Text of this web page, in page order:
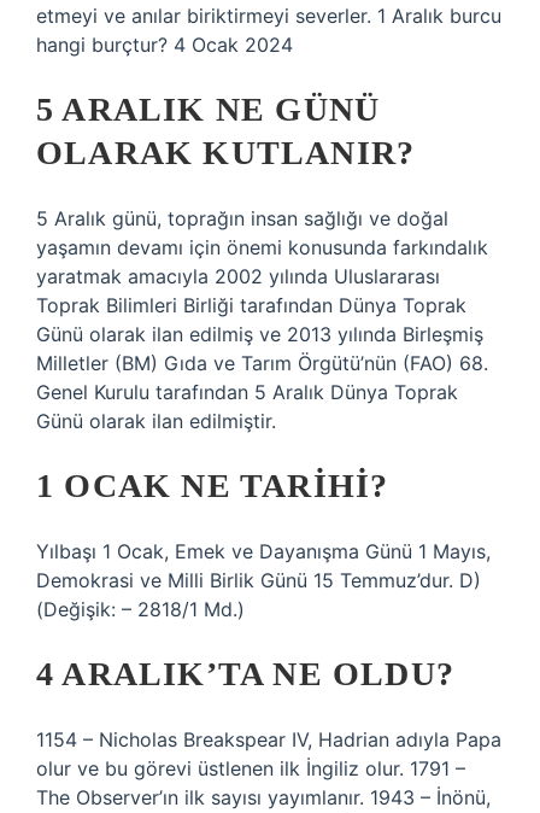
etmeyi ve anılar biriktirmeyi severler. 1 Aralık burcu
hangi burçtur? 4 Ocak 2024
5 ARALIK NE GÜNÜ
OLARAK KUTLANIR?
5 Aralık günü, toprağın insan sağlığı ve doğal
yaşamın devamı için önemi konusunda farkındalık
yaratmak amacıyla 2002 yılında Uluslararası
Toprak Bilimleri Birliği tarafından Dünya Toprak
Günü olarak ilan edilmiş ve 2013 yılında Birleşmiş
Milletler (BM) Gıda ve Tarım Örgütü’nün (FAO) 68.
Genel Kurulu tarafından 5 Aralık Dünya Toprak
Günü olarak ilan edilmiştir.
1 OCAK NE TARIHI?
Yılbaşı 1 Ocak, Emek ve Dayanışma Günü 1 Mayıs,
Demokrasi ve Milli Birlik Günü 15 Temmuz’dur. D)
(Değişik: – 2818/1 Md.)
4 ARALIK’TA NE OLDU?
1154 – Nicholas Breakspear IV, Hadrian adıyla Papa
olur ve bu görevi üstlenen ilk İngiliz olur. 1791 –
The Observer’ın ilk sayısı yayımlanır. 1943 – İnönü,